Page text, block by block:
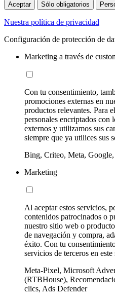
Aceptar Sólo obligatorios
Nuestra política de privacidad
Configuración de protección de
Marketing a través de
Con tu consentimiento,
promociones externas en
productos relevantes. Para
personales encriptados con
externos y utilizamos sus
siempre que ya utilices sus
Bing, Criteo, Meta,
Marketing
Al aceptar estos servicios,
contenidos patrocinados o
nuestro sitio web o
de navegación y compra,
éxito. Con tu
servicios de terceros en
Meta-Pixel, Microsoft
(RTBHouse),
clics, Ads Defender